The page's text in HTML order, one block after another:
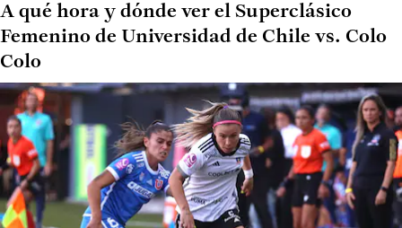
A qué hora y dónde ver el Superclásico
Femenino de Universidad de Chile vs. Colo
Colo